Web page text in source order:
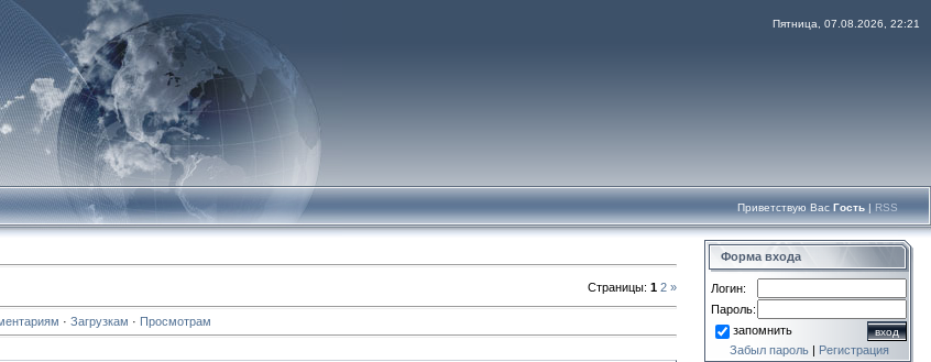
Пятница, 07.08.2026, 22:21
Приветствую Вас Гость | RSS
Страницы: 1 2 »
· Загрузкам · Просмотрам
Форма входа
Логин:
Пароль:
запомнить
Забыл пароль| Регистрация